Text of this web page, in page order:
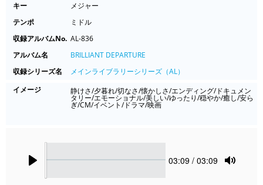
キー
メジャー
テンポ
ミドル
収録アルバムNo. AL-836
アルバム名
BRILLIANT DEPARTURE
収録シリーズ名
メインライブラリーシリーズ（AL）
イメージ
静けさ/夕暮れ/切なさ/懐かしさ/エンディング/ドキュメン
タリー/エモーショナル/美しい/ゆったり/穏やか/癒し/安ら
ぎ/CM/イベント/ドラマ/映画
Current
03:09 / 03:09